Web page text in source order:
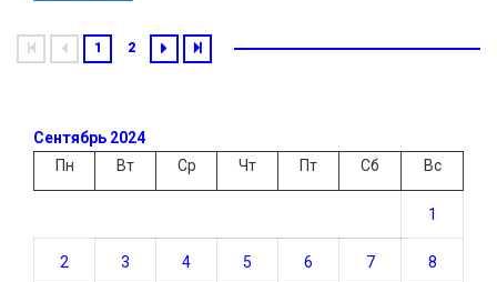
1 2
Сентябрь 2024
Пн
Вт Ср Чт Пт Сб Вс
1
2 3 4 5 6 7 8